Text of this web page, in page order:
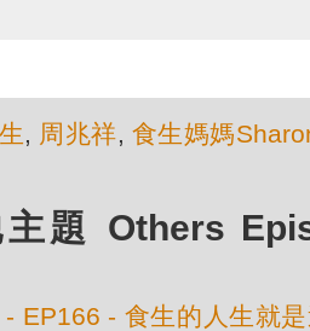
, 周兆祥,食生媽媽
題 Others
- EP166 - 食生的人生就